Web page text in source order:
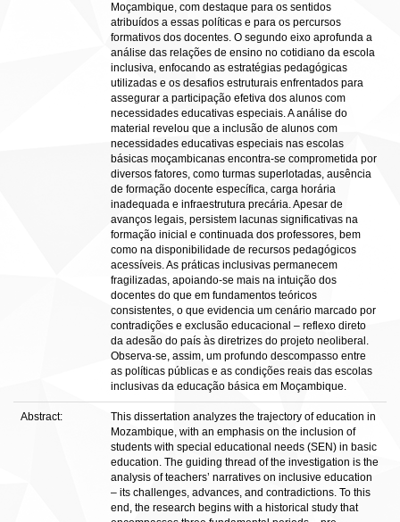
Moçambique, com destaque para os sentidos
atribuídos a essas políticas e para os percursos
formativos dos docentes. O segundo eixo aprofunda a
análise das relações de ensino no cotidiano da escola
inclusiva, enfocando as estratégias pedagógicas
utilizadas e os desafios estruturais enfrentados para
assegurar a participação efetiva dos alunos com
necessidades educativas especiais. A análise do
material revelou que a inclusão de alunos com
necessidades educativas especiais nas escolas
básicas moçambicanas encontra-se comprometida por
diversos fatores, como turmas superlotadas, ausência
de formação docente específica, carga horária
inadequada e infraestrutura precária. Apesar de
avanços legais, persistem lacunas significativas na
formação inicial e continuada dos professores, bem
como na disponibilidade de recursos pedagógicos
acessíveis. As práticas inclusivas permanecem
fragilizadas, apoiando-se mais na intuição dos
docentes do que em fundamentos teóricos
consistentes, o que evidencia um cenário marcado por
contradições e exclusão educacional – reflexo direto
da adesão do país às diretrizes do projeto neoliberal.
Observa-se, assim, um profundo descompasso entre
as políticas públicas e as condições reais das escolas
inclusivas da educação básica em Moçambique.
Abstract:
This dissertation analyzes the trajectory of education in
Mozambique, with an emphasis on the inclusion of
students with special educational needs (SEN) in basic
education. The guiding thread of the investigation is the
analysis of teachers’ narratives on inclusive education
– its challenges, advances, and contradictions. To this
end, the research begins with a historical study that